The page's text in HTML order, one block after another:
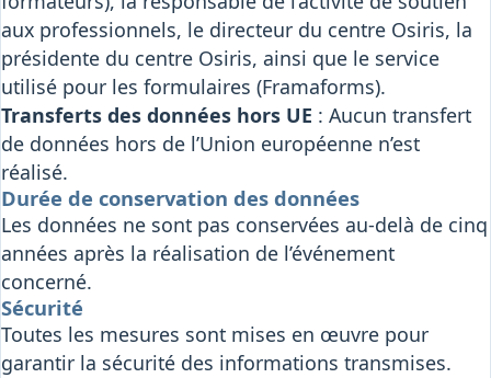
aux professionnels, le directeur du centre Osiris, la
présidente du centre Osiris, ainsi que le service
utilisé pour les formulaires (Framaforms).
Transferts des données hors UE : Aucun transfert
de données hors de l’Union européenne n’est
réalisé.
Durée de conservation des données
Les données ne sont pas conservées au-delà de cinq
années après la réalisation de l’événement
concerné.
Sécurité
Toutes les mesures sont mises en œuvre pour
garantir la sécurité des informations transmises.